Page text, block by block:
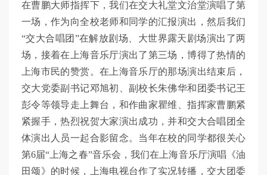
在曹鹏大师指挥下，我们在交大礼堂文治堂演唱了第
一场，作为向全校老师和同学的汇报演出，然后我们
“交大合唱团”在解放剧场、大世界露天剧场演出了两
场，接着在上海音乐厅演出了第三场，博得了热情的
上海市民的赞赏。在上海音乐厅的那场演出结束后，
交大党委副书记邓旭初、副校长朱佛华和团委书记王
彭令等领导走上舞台，和作曲家瞿维、指挥家曹鹏紧
紧握手，热烈祝贺大家演出成功，并和交大合唱团全
体演出人员一起合影留念。当年在校的同学都很关心
第6届“上海之春”音乐会，我们在上海音乐厅演唱《油
田颂》的时候，上海电视台作了实况转播，交大团委